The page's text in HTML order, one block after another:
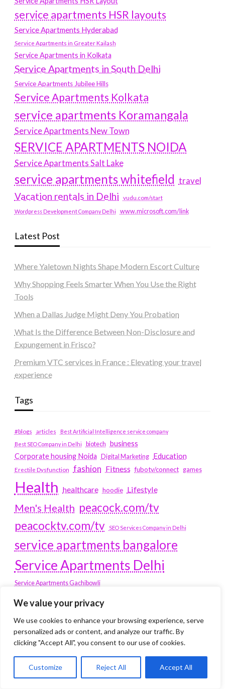
We value your privacy
We use cookies to enhance your browsing experience, serve
personalized ads or content, and analyze our traffic. By
clicking "Accept All", you consent to our use of cookies.
Customize Reject All Accept All
service apartments HSR layouts
Service Apartments Hyderabad
Service Apartments in Greater Kailash
Service Apartments in Kolkata
Service Apartments in South Delhi
Service Apartments Jubilee Hills
Service Apartments Kolkata
service apartments Koramangala
Service Apartments New Town
SERVICE APARTMENTS NOIDA
Service Apartments Salt Lake
service apartments whitefield travel
Vacation rentals in Delhi vudu.com/start
Wordpress Development Company Delhi www.microsoft.com/link
Latest Post
Where Yaletown Nights Shape Modern Escort Culture
Why Shopping Feels Smarter When You Use the Right
Tools
When a Dallas Judge Might Deny You Probation
What Is the Difference Between Non-Disclosure and
Expungement in Frisco?
Premium VTC services in France : Elevating your travel
experience
Tags
#blogs articles
Best Artificial Intelligence service company
Best SEO Company in Delhi
biotech business
Corporate housing Noida
Digital Marketing Education
Erectile Dysfunction fashion Fitness fubotv/connect games
Health healthcare hoodie Lifestyle
Men's Health peacock.com/tv
peacocktv.com/tv
SEO Services Company in Delhi
service apartments bangalore
Service Apartments Delhi
Service Apartments Gachibowli
SERVICE APARTMENTS
GURGAON
Service Apartments Hitech City
Service Apartments HSR Layout
service apartments HSR layouts
Service Apartments Hyderabad